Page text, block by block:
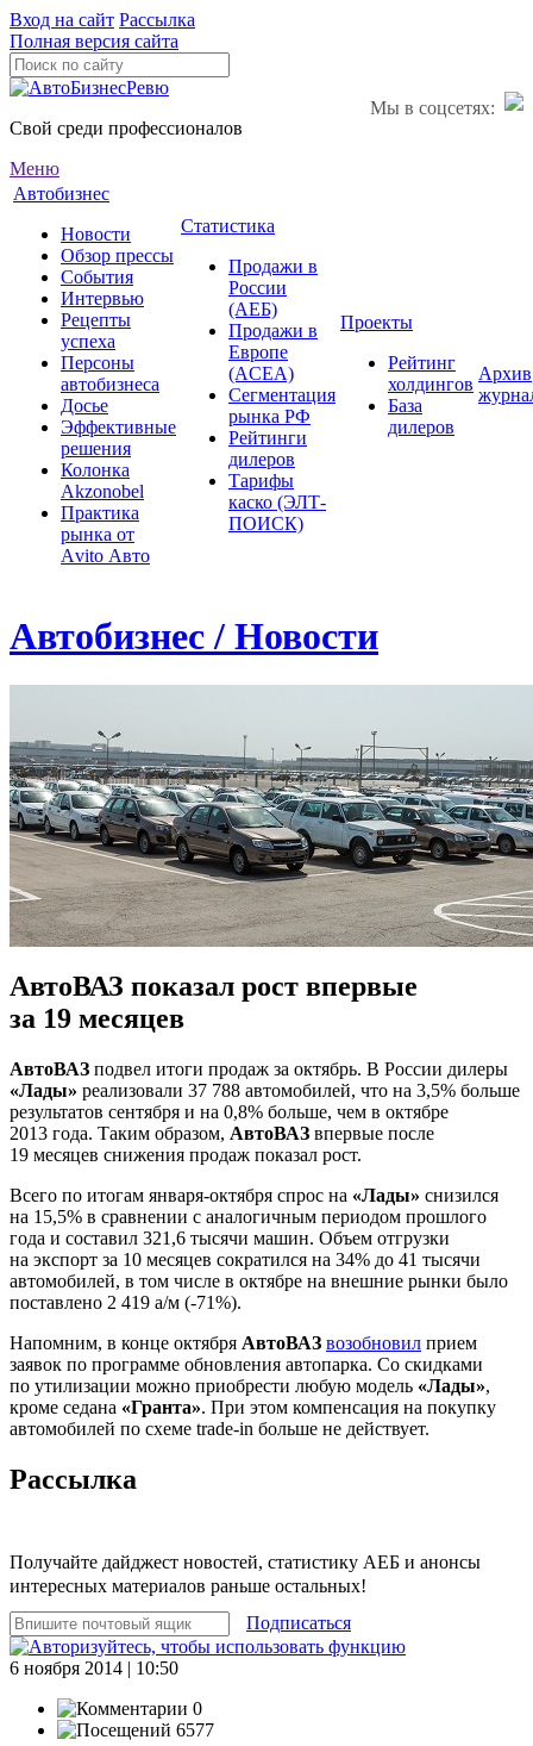
Вход на сайт Рассылка
Полная версия сайта
Мы в соцсетях:
Свой среди профессионалов
Меню
Автобизнес
Новости
Обзор прессы
События
Интервью
Рецепты
успеха
Персоны
автобизнеса
Досье
Эффективные
решения
Колонка
Akzonobel
Практика
рынка от
Аvito Авто
Статистика
Продажи в
России
(АЕБ)
Продажи в
Европе
(ACEA)
Сегментация
рынка РФ
Рейтинги
дилеров
Тарифы
каско (ЭЛТ-
ПОИСК)
Проекты
Рейтинг
холдингов
База
дилеров
Архив
Автобизнес / Новости
АвтоВАЗ показал рост впервые
за 19 месяцев
АвтоВАЗ подвел итоги продаж за октябрь. В России дилеры
«Лады» реализовали 37 788 автомобилей, что на 3,5% больше
результатов сентября и на 0,8% больше, чем в октябре
2013 года. Таким образом, АвтоВАЗ впервые после
19 месяцев снижения продаж показал рост.
Всего по итогам января-октября спрос на «Лады» снизился
на 15,5% в сравнении с аналогичным периодом прошлого
года и составил 321,6 тысячи машин. Объем отгрузки
на экспорт за 10 месяцев сократился на 34% до 41 тысячи
автомобилей, в том числе в октябре на внешние рынки было
поставлено 2 419 а/м (-71%).
Напомним, в конце октября АвтоВАЗ возобновил прием
заявок по программе обновления автопарка. Со скидками
по утилизации можно приобрести любую модель «Лады»,
кроме седана «Гранта». При этом компенсация на покупку
автомобилей по схеме trade-in больше не действует.
Рассылка
Получайте дайджест новостей, статистику АЕБ и анонсы
интересных материалов раньше остальных!
Подписаться
6 ноября 2014 | 10:50
0
6577